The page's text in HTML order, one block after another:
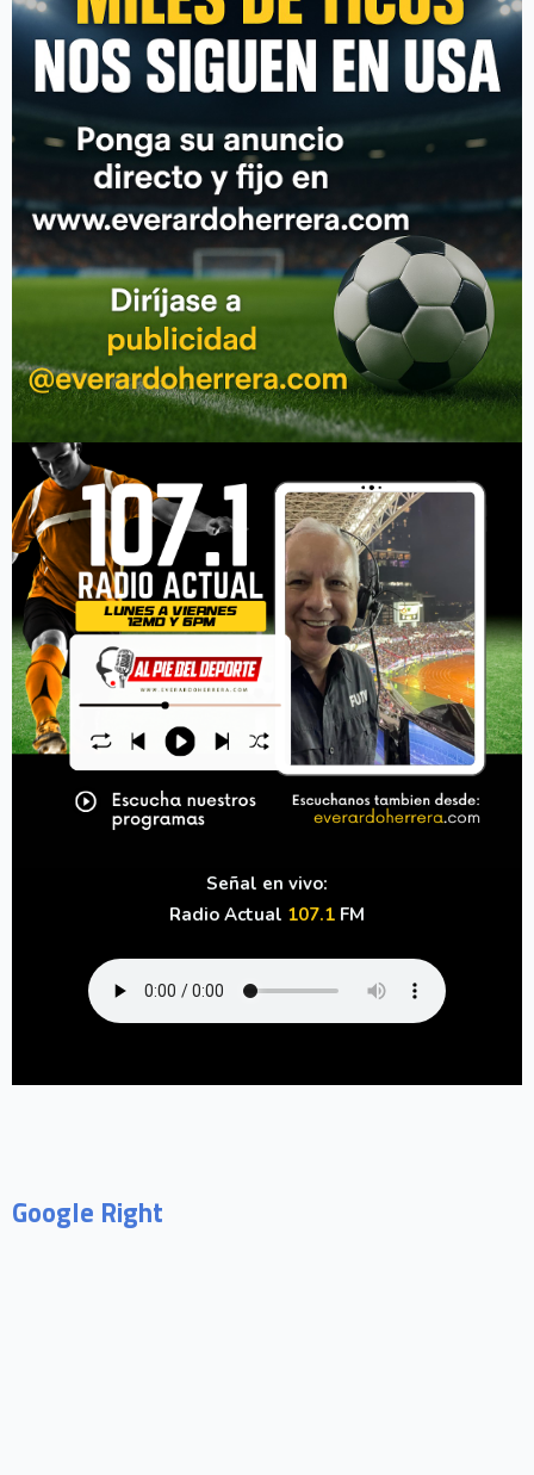
Señal en vivo:
Radio Actual 107.1 FM
Google Right